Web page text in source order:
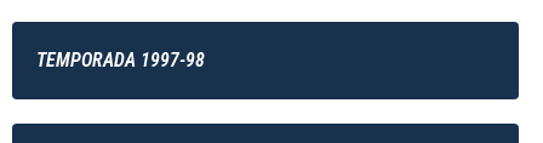
TEMPORADA 1997-98